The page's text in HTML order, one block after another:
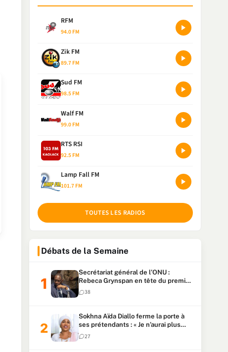
RFM
94.0 FM
Zik FM
89.7 FM
Sud FM
98.5 FM
Walf FM
99.0 FM
RTS RSI
92.5 FM
Lamp Fall FM
101.7 FM
TOUTES LES RADIOS
Débats de la Semaine
Secrétariat général de l’ONU :
Rebeca Grynspan en tête du premier
vote, Macky Sall pointe à la 5ᵉ place
38
Sokhna Aïda Diallo ferme la porte à
ses prétendants : « Je n’aurai plus
jamais un autre mari »
27